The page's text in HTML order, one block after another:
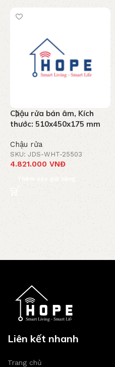
Chậu rửa bán âm, Kích
thước: 510x450x175 mm
Chậu rửa
SKU: JDS-WHT-25503
4.821.000 VNĐ
Thêm vào giỏ hàng
Liên kết nhanh
Trang chủ